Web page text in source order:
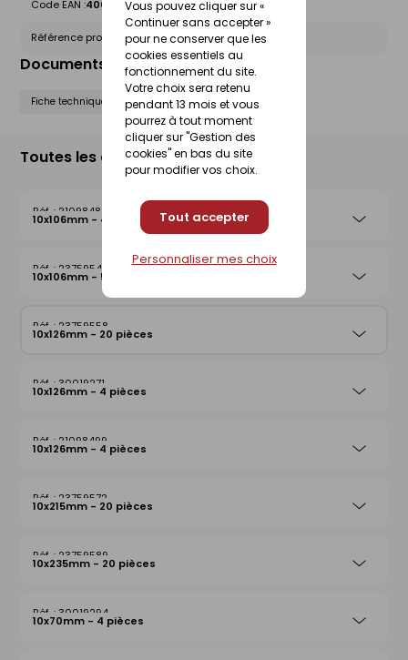
Vous pouvez cliquer sur «
Continuer sans accepter »
pour ne conserver que les
cookies essentiels au
fonctionnement du site.
Votre choix sera retenu
pendant 13 mois et vous
pourrez à tout moment
cliquer sur "Gestion des
cookies" en bas du site
pour modifier vos choix.
Tout accepter
Personnaliser mes choix
Code EAN :4006209408551
Référence produit nationale Gedimat :23759558
Documents liés
Fiche technique
Toutes les déclinaisons
21098482
10x106mm - 4 pièces
23759541
10x106mm - 50 pièces
23759558
10x126mm - 20 pièces
30019271
10x126mm - 4 pièces
21098499
10x126mm - 4 pièces
23759572
10x215mm - 20 pièces
23759589
10x235mm - 20 pièces
30019294
10x70mm - 4 pièces